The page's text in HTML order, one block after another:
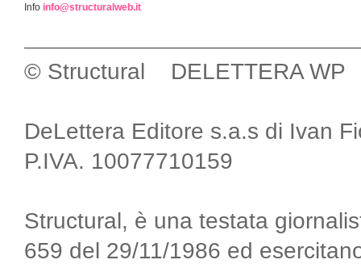
Info info@structuralweb.it
© Structural DELETTERA WP
DeLettera Editore s.a.s di Ivan
P.IVA. 10077710159
Structural, è una testata
659 del 29/11/1986 ed